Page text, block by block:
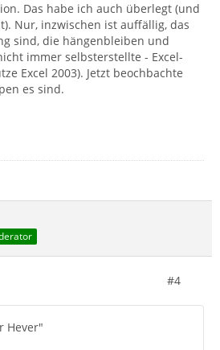
Das habe ich auch überlegt (und
Nur, inzwischen ist auffällig, das
sind, die hängenbleiben und
immer selbsterstellte - Excel-
Excel 2003). Jetzt beochbachte
es sind.
#4
Hever"